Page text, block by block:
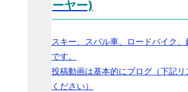
ーヤー)
スキー、スバル車、ロードバイク、
です。
投稿動画は基本的にブログ（下記リ
ください）